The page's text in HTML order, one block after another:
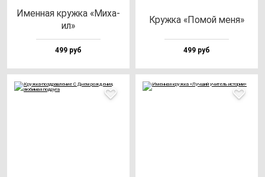
Имен­ная круж­ка «Миха­
ил»
499 руб
Круж­ка «Помой ме­ня»
499 руб